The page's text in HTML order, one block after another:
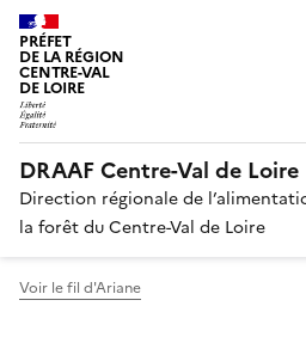
PRÉFET
DE LA RÉGION
CENTRE-VAL
DE LOIRE
DRAAF Centre-Val de Loire
Direction régionale de
la forêt du Centre-Val de Loire
Voir le fil d'Ariane